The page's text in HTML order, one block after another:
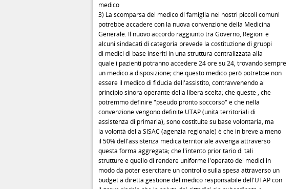
medico
3) La scomparsa del medico di famiglia nei nostri piccoli comuni
potrebbe accadere con la nuova convenzione della Medicina
Generale. Il nuovo accordo raggiunto tra Governo, Regioni e
alcuni sindacati di categoria prevede la costituzione di gruppi
di medici di base inseriti in una struttura centralizzata alla
quale i pazienti potranno accedere 24 ore su 24, trovando sempre
un medico a disposizione; che questo medico però potrebbe non
essere il medico di fiducia dell'assistito, contravvenendo al
principio sinora operante della libera scelta; che queste , che
potremmo definire "pseudo pronto soccorso" e che nella
convenzione vengono definite UTAP (unità territoriali di
assistenza di primaria), sono costituite su base volontaria, ma
la volontà della SISAC (agenzia regionale) è che in breve almeno
il 50% dell'assistenza medica territoriale avvenga attraverso
questa forma aggregata; che l'intento prioritario di tali
strutture è quello di rendere uniforme l'operato dei medici in
modo da poter esercitare un controllo sulla spesa attraverso un
budget a diretta gestione del medico responsabile dell'UTAP con